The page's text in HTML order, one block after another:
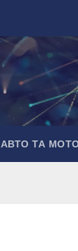
АВТО ТА